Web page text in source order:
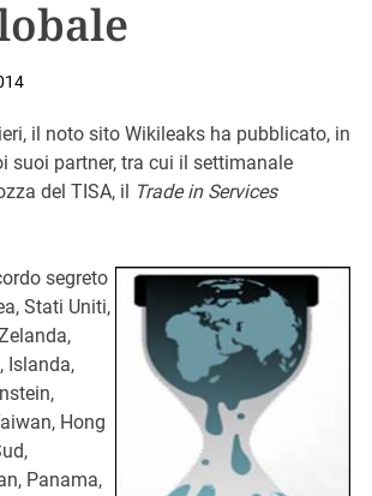
il noto sito Wikileaks ha pubblicato, in
suoi partner, tra cui il settimanale
del TISA, il Trade in Services
segreto
Stati Uniti,
Islanda,
Hong
Panama,